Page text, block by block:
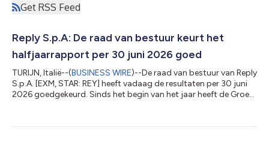
Get RSS Feed
Reply S.p.A: De raad van bestuur keurt het
halfjaarrapport per 30 juni 2026 goed
TURIJN, Italië--(BUSINESS WIRE)--De raad van bestuur van Reply
S.p.A. [EXM, STAR: REY] heeft vadaag de resultaten per 30 juni
2026 goedgekeurd. Sinds het begin van het jaar heeft de Groep
periode in 2025. Alle indicatoren voor deze periode zijn positief.